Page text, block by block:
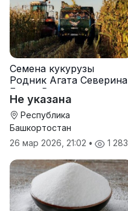
Семена кукурузы
Родник Агата Северина
Берта Вилора
Прохладненский Дарина
Росс Машук Катерина
Не указана
Республика
Башкортостан
26 мар 2026, 21:02 • 1 283